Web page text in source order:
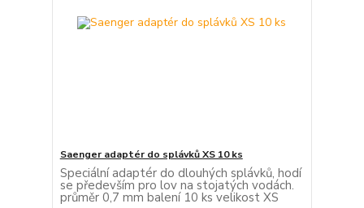
Saenger adaptér do splávků XS 10 ks
Speciální adaptér do dlouhých splávků, hodí
se především pro lov na stojatých vodách.
průměr 0,7 mm balení 10 ks velikost XS